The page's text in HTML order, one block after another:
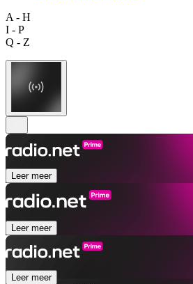
A - H
I - P
Q - Z
Leer meer
Leer meer
Leer meer